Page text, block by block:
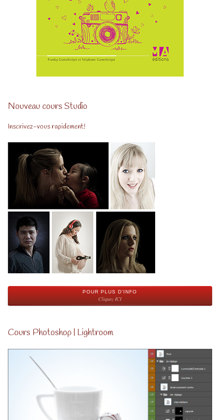
Nouveau cours Studio
Inscrivez-vous rapidement!
POUR PLUS D'INFO
Cliquez ICI
Cours Photoshop | Lightroom